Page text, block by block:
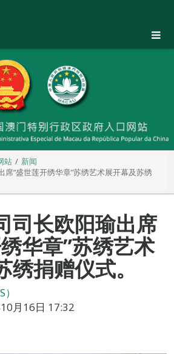
站
新闻
席“盛世莲开绣华章”苏绣艺术展开幕及苏绣
司长欧阳瑜出席
华章”苏绣艺术
绣捐赠仪式。
月16日 17:32